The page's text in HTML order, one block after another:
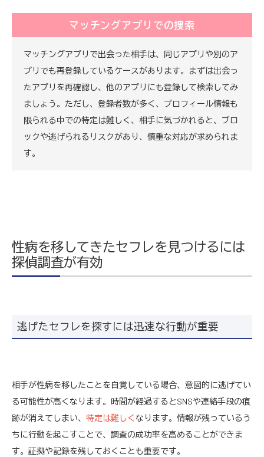
マッチングアプリでの捜索
マッチングアプリで出会った相手は、同じアプリや別のア
プリでも再登録しているケースがあります。まずは出会っ
たアプリを再確認し、他のアプリにも登録して検索してみ
ましょう。ただし、登録者数が多く、プロフィール情報も
限られる中での特定は難しく、相手に気づかれると、ブロ
ックや逃げられるリスクがあり、慎重な対応が求められま
す。
性病を移してきたセフレを見つけるには
探偵調査が有効
逃げたセフレを探すには迅速な行動が重要
相手が性病を移したことを自覚している場合、意図的に逃げてい
る可能性が高くなります。時間が経過するとSNSや連絡手段の痕
跡が消えてしまい、 特定は難しくなります。情報が残っているう
ちに行動を起こすことで、調査の成功率を高めることができま
す。証拠や記録を残しておくことも重要です。